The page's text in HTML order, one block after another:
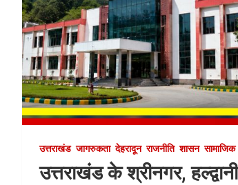
उत्तराखंड जागरुकता देहरादून राजनीति शासन सामाजिक
उत्तराखंड के श्रीनगर,